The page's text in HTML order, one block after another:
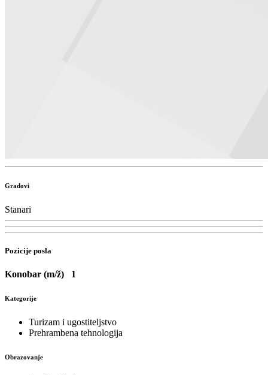
Gradovi
Stanari
Pozicije posla
Konobar (m/ž) 1
Kategorije
Turizam i ugostiteljstvo
Prehrambena tehnologija
Obrazovanje